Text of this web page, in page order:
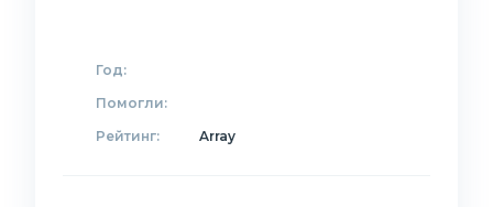
Год:
Помогли:
Рейтинг:
Array